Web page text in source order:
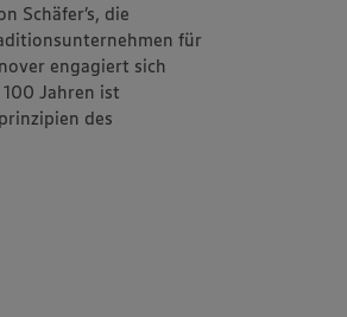
Schäfer’s, die
für
engagiert sich
Jahren ist
des